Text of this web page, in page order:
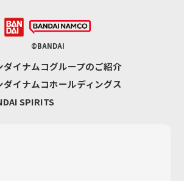
©BANDAI
ダイナムコグループのご紹介
ダイナムコホールディングス
SPIRITS